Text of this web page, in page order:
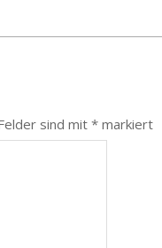
sind mit * markiert